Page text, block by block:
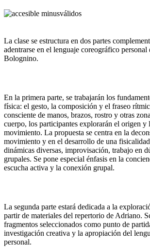
La clase se estructura en dos partes
adentrarse en el lenguaje coreográfico
Bolognino.
En la primera parte, se trabajarán los
física: el gesto, la composición y el fraseo
consciente de manos, brazos, rostro y otras
cuerpo, los participantes explorarán el origen y
movimiento. La propuesta se centra en la
movimiento y en el desarrollo de una
dinámicas diversas, improvisación, trabajo en
grupales. Se pone especial énfasis en la
escucha activa y la conexión grupal.
La segunda parte estará dedicada a la
partir de materiales del repertorio de Adriano.
fragmentos seleccionados como punto de
investigación creativa y la apropiación del
personal.